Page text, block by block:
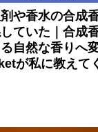
や香水の合成
ていた｜合成
自然な香りへ
が私に教えて